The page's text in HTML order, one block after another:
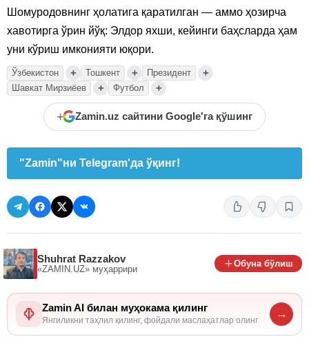
Шомуродовнинг ҳолатига қаратилган — аммо ҳозирча
хавотирга ўрин йўқ: Элдор яхши, кейинги баҳсларда ҳам
уни кўриш имконияти юқори.
Ўзбекистон + Тошкент + Президент +
Шавкат Мирзиёев + Футбол +
+ Zamin.uz сайтини Google'га қўшинг
"Zamin"ни Telegram'да ўқинг!
Shuhrat Razzakov
«ZAMIN.UZ» муҳаррири
Обуна бўлиш
Zamin AI билан муҳокама қилинг
Янгиликни таҳлил қилинг, фойдали маслаҳатлар олинг
→